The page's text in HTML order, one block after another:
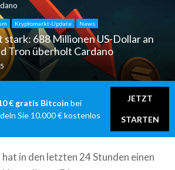
Kryptomarkt-Update News
688 Millionen US-Dollar an
Tron überholt Cardano
€ gratis Bitcoin bei
Sie 10.000 € kostenlos
JETZT
STARTEN
in den letzten 24 Stunden einen